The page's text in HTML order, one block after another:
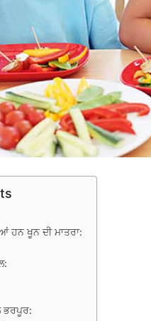
ਹਨ ਖੂਨ ਦੀ ਮਾਤਰਾ:
ਭਰਪੂਰ: